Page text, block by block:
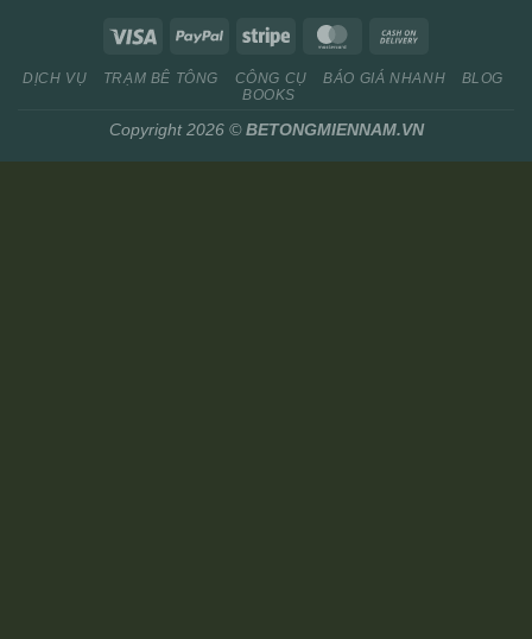
DỊCH VỤ TRẠM BÊ TÔNG CÔNG CỤ BÁO GIÁ NHANH
BLOG
BOOKS
Copyright 2026 ©BETONGMIENNAM.VN